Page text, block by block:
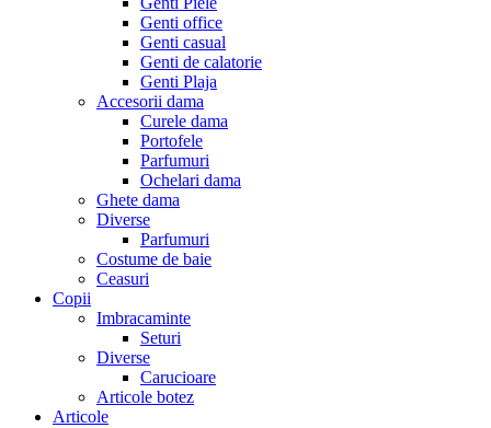
Genti office
Genti casual
Genti de calatorie
Genti Plaja
Accesorii dama
Curele dama
Portofele
Parfumuri
Ochelari dama
Ghete dama
Diverse
Parfumuri
Costume de baie
Ceasuri
Copii
Imbracaminte
Seturi
Diverse
Carucioare
Articole botez
Articole